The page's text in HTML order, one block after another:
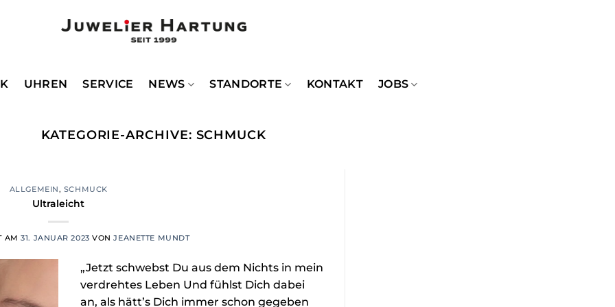
UHREN SERVICE NEWS STANDORTE KONTAKT JOBS
KATEGORIE-ARCHIVE: SCHMUCK
ALLGEMEIN, SCHMUCK
Ultraleicht
AM31. JANUAR 2023 VONJEANETTE MUNDT
„Jetzt schwebst Du aus dem Nichts in mein
verdrehtes Leben Und fühlst Dich dabei
an, als hätt’s Dich immer schon gegeben